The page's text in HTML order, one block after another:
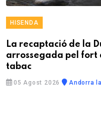
HISENDA
La recaptació de la
arrossegada pel fort
tabac
05 Agost 2026 Andorra